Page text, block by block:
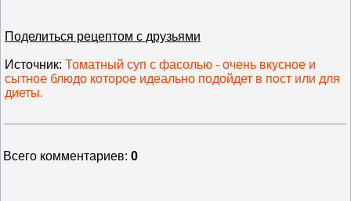
Поделиться рецептом с друзьями
Источник: Томатный суп с фасолью - очень вкусное и
сытное блюдо которое идеально подойдет в пост или для
диеты.
Всего комментариев: 0